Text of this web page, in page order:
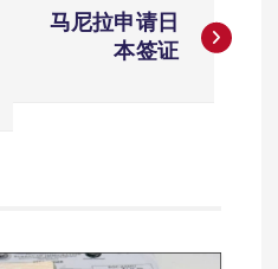
马尼拉申请日
本签证